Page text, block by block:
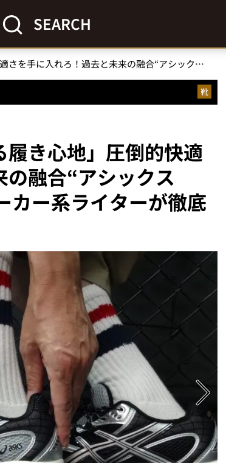
SEARCH
「雲上を駆ける履き心地」圧倒的快適さを手に入れろ！過去と未来の融合“アシックス GEL-NIMBUS 10.1”をスニーカー系ライターが徹底リポート
靴
履き心地」圧倒的快適
融合“アシックス
カー系ライターが徹底